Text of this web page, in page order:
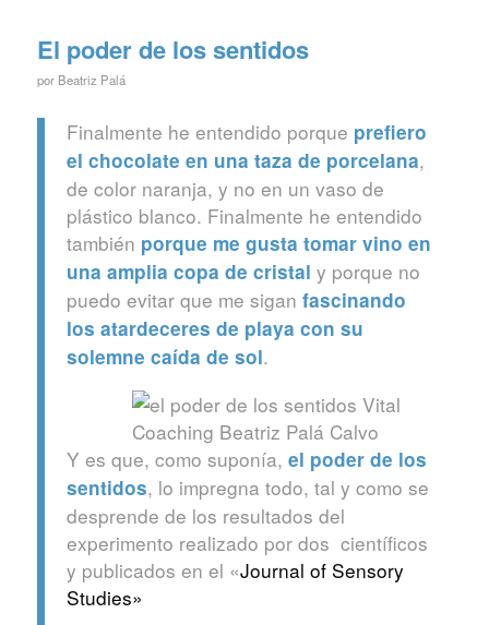
El poder de los sentidos
por Beatriz Palá
Finalmente he entendido porque prefiero
el chocolate en una taza de porcelana,
de color naranja, y no en un vaso de
plástico blanco. Finalmente he entendido
también porque me gusta tomar vino en
una amplia copa de cristal y porque no
puedo evitar que me sigan fascinando
los atardeceres de playa con su
solemne caída de sol.
Y es que, como suponía, el poder de los
sentidos, lo impregna todo, tal y como se
desprende de los resultados del
experimento realizado por dos científicos
y publicados en el «Journal of Sensory
Studies»